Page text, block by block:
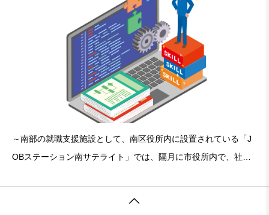
～南部の就職支援施設として、南区役所内に設置されている「J
OBステーション南サテライト」では、隔月に市役所内で、社会
